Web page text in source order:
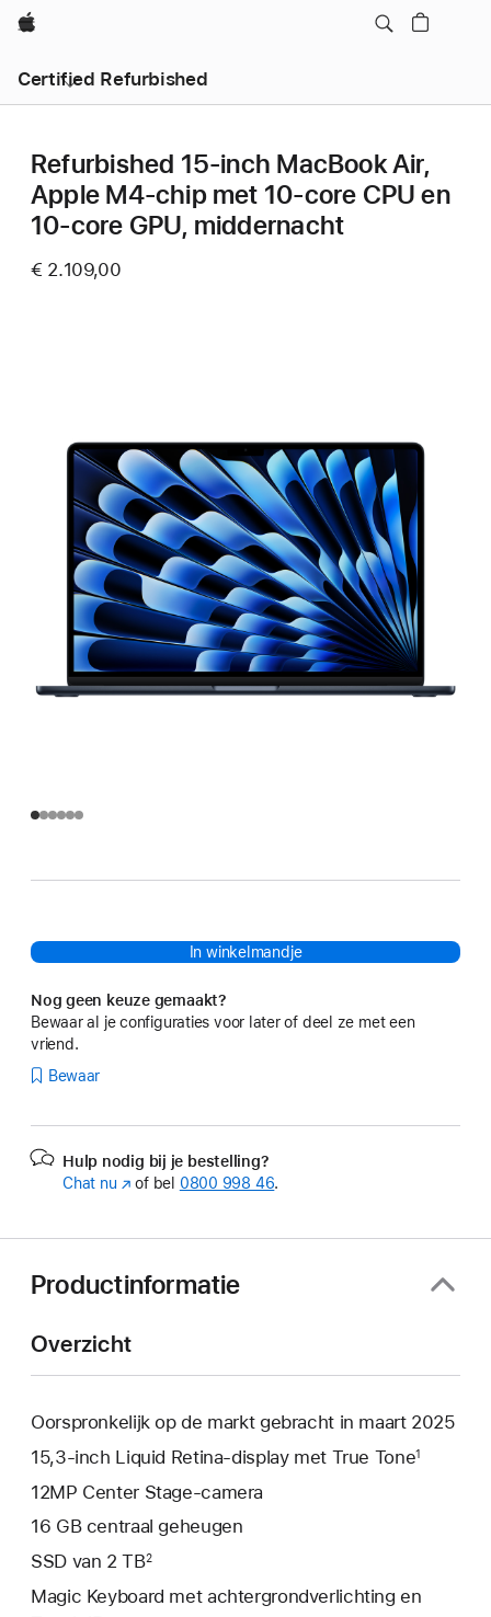
Apple
Certified Refurbished
Refurbished 15-inch MacBook Air,
Apple M4-chip met 10‑core CPU en
10‑core GPU, middernacht
€ 2.109,00
In winkelmandje
Nog geen keuze gemaakt?
Bewaar al je configuraties voor later of deel ze met een
vriend.
Bewaar
Hulp nodig bij je bestelling?
Chat nu (Wordt
of bel 0800 998 46.
Productinformatie
Overzicht
Oorspronkelijk op de markt gebracht in maart 2025
15,3‑inch Liquid Retina‑display met True Tone1
12MP Center Stage-camera
16 GB centraal geheugen
SSD van 2 TB2
Magic Keyboard met achtergrondverlichting en